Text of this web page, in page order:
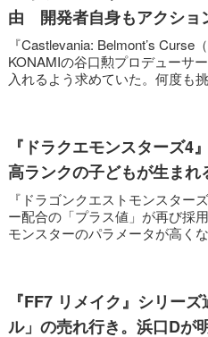
由 開発者自身もアクショ
『Castlevania: Belmont’s Curse
KONAMIの谷口勲プロデューサ
入れるよう求めていた。何度も
『ドラクエモンスターズ4
高ランクの子どもが生まれ
『ドラゴンクエストモンスタ
ー配合の「プラス値」が再び採
モンスターのパラメータが高く
『FF7 リメイク』シリー
ル」の売れ行き。浜口Dが